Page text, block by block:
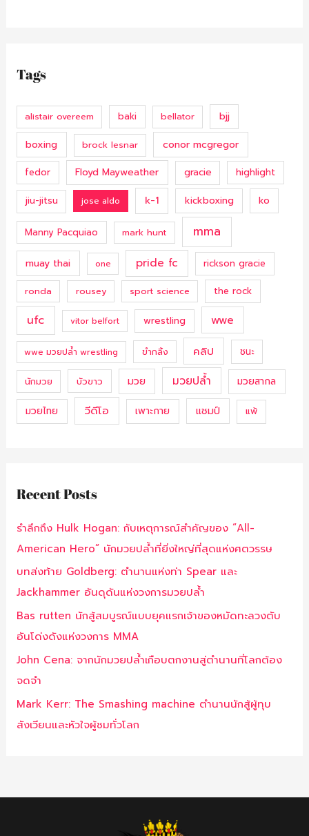
Tags
alistair overeem baki bellator
bjj
boxing
brock lesnar conor mcgregor
fedor Floyd Mayweather gracie highlight
jiu-jitsu jose aldo k-1 kickboxing ko
Manny Pacquiao mark hunt mma
muay thai one pride fc rickson gracie
ronda rousey sport science the rock
ufc vitor belfort wrestling wwe
wwe มวยปล้ำ wrestling ขำกลิ้ง คลิป ชนะ
นักมวย บัวขาว มวย มวยปล้ำ มวยสากล
มวยไทย วีดีโอ เพาะกาย แชมป์ แพ้
Recent Posts
รำลึกถึง Hulk Hogan: กับเหตุการณ์สำคัญของ “All-
American Hero” นักมวยปล้ำที่ยิ่งใหญ่ที่สุดแห่งศตวรรษ
บทส่งท้าย Goldberg: ตำนานแห่งท่า Spear และ
Jackhammer อันดุดันแห่งวงการมวยปล้ำ
Bas rutten นักสู้สมบูรณ์แบบยุคแรกเจ้าของหมัดทะลวงตับ
อันโด่งดังแห่งวงการ MMA
John Cena: จากนักมวยปล้ำเกือบตกงานสู่ตำนานที่โลกต้อง
จดจำ
Mark Kerr: The Smashing machine ตำนานนักสู้ผู้ทุบ
สังเวียนและหัวใจผู้ชมทั่วโลก